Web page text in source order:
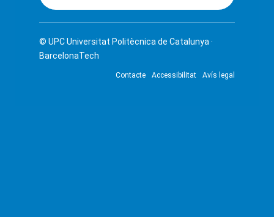
© UPCUniversitat Politècnica de Catalunya ·
BarcelonaTech
Contacte Accessibilitat Avís legal